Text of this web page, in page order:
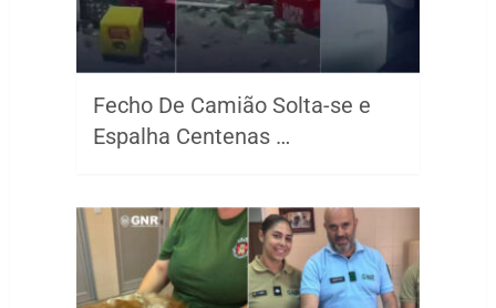
Fecho De Camião Solta-se e
Espalha Centenas …